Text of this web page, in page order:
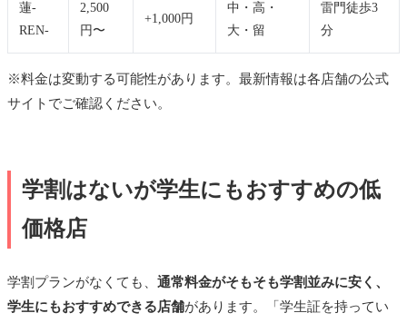
蓮-
REN-
2,500
円〜
+1,000円
中・高・
大・留
雷門徒歩3
分
※料金は変動する可能性があります。最新情報は各店舗の公式
サイトでご確認ください。
学割はないが学生にもおすすめの低
価格店
学割プランがなくても、 通常料金がそもそも学割並みに安く、
学生にもおすすめできる店舗があります。「学生証を持ってい